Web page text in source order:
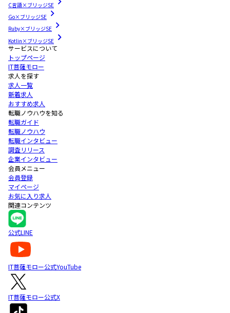
C言語×ブリッジSE
Go×ブリッジSE
Ruby×ブリッジSE
Kotlin×ブリッジSE
サービスについて
トップページ
IT菩薩モロー
求人を探す
求人一覧
新着求人
おすすめ求人
転職ノウハウを知る
転職ガイド
転職ノウハウ
転職インタビュー
調査リリース
企業インタビュー
会員メニュー
会員登録
マイページ
お気に入り求人
関連コンテンツ
公式LINE
IT菩薩モロー公式YouTube
IT菩薩モロー公式X